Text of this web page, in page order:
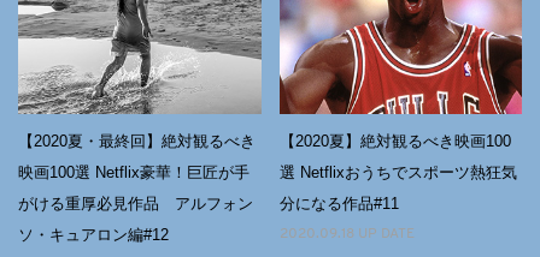
【2020夏・最終回】絶対観るべき
映画100選 Netflix豪華！巨匠が手
がける重厚必見作品 アルフォン
ソ・キュアロン編#12
【2020夏】絶対観るべき映画100
選 Netflixおうちでスポーツ熱狂気
分になる作品#11
2020.09.18 UP DATE